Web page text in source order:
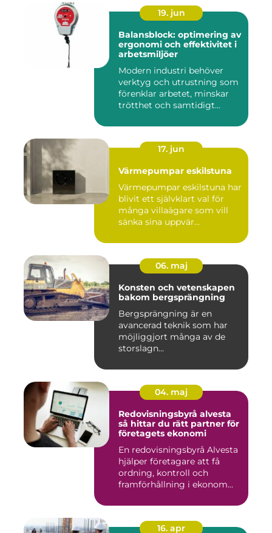
19. jun
Balansblock: optimering av
ergonomi och effektivitet i
arbetsmiljöer
Modern industri behöver
verktyg och utrustning som
förenklar arbetet, minskar
trötthet och samtidigt...
17. jun
Värmepumpar eskilstuna
Värmepumpar eskilstuna har
blivit ett självklart val för
många villaägare som vill
sänka sina uppvär...
06. maj
Konsten och vetenskapen
bakom bergsprängning
Bergsprängning är en
avancerad teknik som har
möjliggjort många av de
storslagn...
04. maj
Redovisningsbyrå alvesta
så hittar du rätt partner för
företagets ekonomi
En redovisningsbyrå Alvesta
hjälper företagare att få
ordning, kontroll och
framförhållning i ekonom...
16. apr